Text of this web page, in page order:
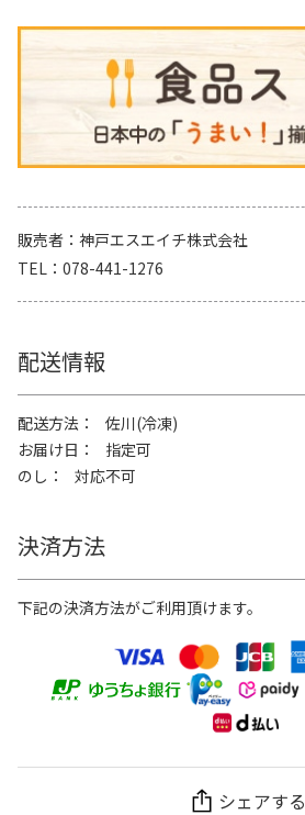
販売者
神戸エスエイチ株式会社
TEL
078-441-1276
配送情報
配送方法
佐川(冷凍)
お届け日
指定可
のし
対応不可
決済方法
下記の決済方法がご利用頂けます。
シェアする